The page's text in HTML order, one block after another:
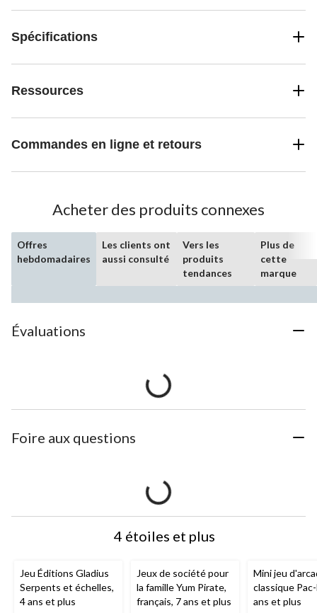
Spécifications
Ressources
Commandes en ligne et retours
Acheter des produits connexes
Offres
hebdomadaires
Les clients ont
aussi consulté
Vers les
produits
tendances
Plus de
cette
marque
Évaluations
Foire aux questions
4 étoiles et plus
Jeu Éditions Gladius
Serpents et échelles,
4 ans et plus
Jeux de société pour
la famille Yum Pirate,
français, 7 ans et plus
Mini jeu
classique
ans et plus